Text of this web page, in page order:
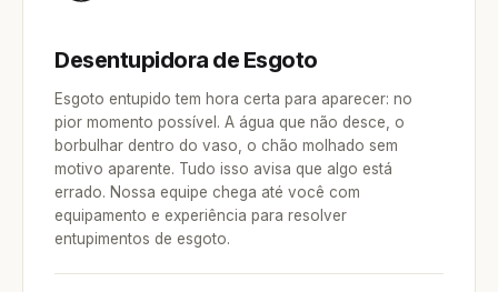
Desentupidora de Esgoto
Esgoto entupido tem hora certa para aparecer: no
pior momento possível. A água que não desce, o
borbulhar dentro do vaso, o chão molhado sem
motivo aparente. Tudo isso avisa que algo está
errado. Nossa equipe chega até você com
equipamento e experiência para resolver
entupimentos de esgoto.